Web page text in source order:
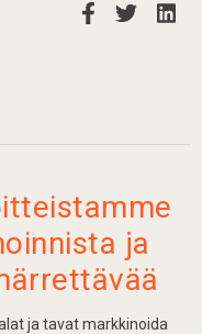
ja
ja tavat markkinoida